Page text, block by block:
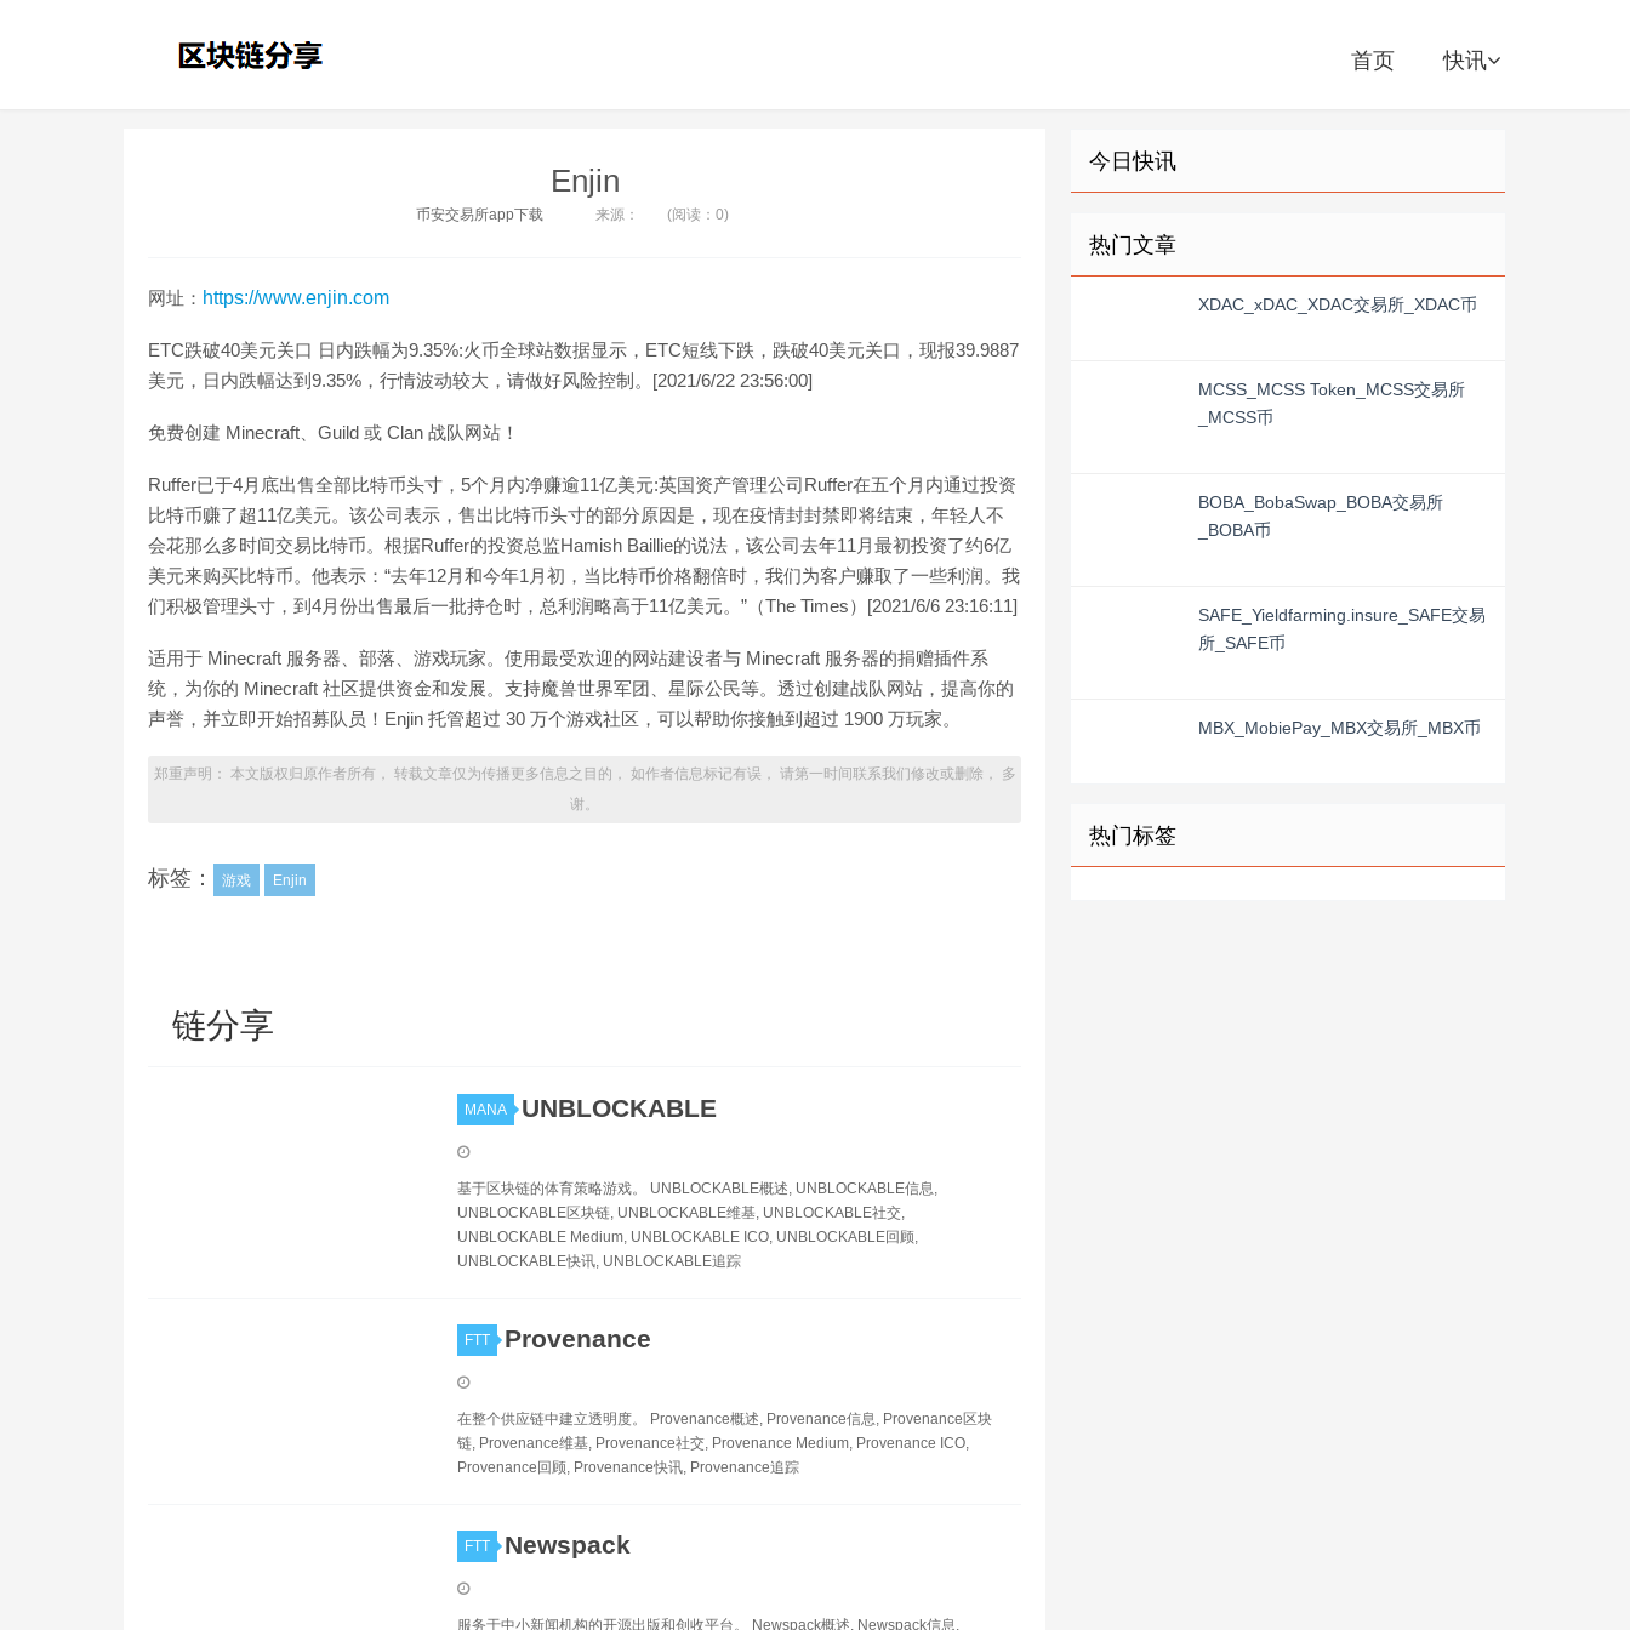
首页 快讯
Enjin
币安交易所app下载 来源： (阅读：0)
网址： https://www.enjin.com
ETC跌破40美元关口 日内跌幅为9.35%:火币全球站数据显示，ETC短线下跌，跌破40美元关口，现报39.9887
美元，日内跌幅达到9.35%，行情波动较大，请做好风险控制。[2021/6/22 23:56:00]
免费创建 Minecraft、Guild 或 Clan 战队网站！
Ruffer已于4月底出售全部比特币头寸，5个月内净赚逾11亿美元:英国资产管理公司Ruffer在五个月内通过投资
比特币赚了超11亿美元。该公司表示，售出比特币头寸的部分原因是，现在疫情封封禁即将结束，年轻人不
会花那么多时间交易比特币。根据Ruffer的投资总监Hamish Baillie的说法，该公司去年11月最初投资了约6亿
美元来购买比特币。他表示：“去年12月和今年1月初，当比特币价格翻倍时，我们为客户赚取了一些利润。我
们积极管理头寸，到4月份出售最后一批持仓时，总利润略高于11亿美元。”（The Times）[2021/6/6 23:16:11]
适用于 Minecraft 服务器、部落、游戏玩家。使用最受欢迎的网站建设者与 Minecraft 服务器的捐赠插件系
统，为你的 Minecraft 社区提供资金和发展。支持魔兽世界军团、星际公民等。透过创建战队网站，提高你的
声誉，并立即开始招募队员！Enjin 托管超过 30 万个游戏社区，可以帮助你接触到超过 1900 万玩家。
郑重声明： 本文版权归原作者所有， 转载文章仅为传播更多信息之目的， 如作者信息标记有误， 请第一时间联系我们修改或删除， 多
谢。
标签： 游戏 Enjin
链分享
MANA UNBLOCKABLE
基于区块链的体育策略游戏。 UNBLOCKABLE概述, UNBLOCKABLE信息,
UNBLOCKABLE区块链, UNBLOCKABLE维基, UNBLOCKABLE社交,
UNBLOCKABLE Medium, UNBLOCKABLE ICO, UNBLOCKABLE回顾,
UNBLOCKABLE快讯, UNBLOCKABLE追踪
FTT Provenance
在整个供应链中建立透明度。 Provenance概述, Provenance信息, Provenance区块
链, Provenance维基, Provenance社交, Provenance Medium, Provenance ICO,
Provenance回顾, Provenance快讯, Provenance追踪
FTT Newspack
服务于中小新闻机构的开源出版和创收平台。 Newspack概述, Newspack信息,
今日快讯
热门文章
XDAC_xDAC_XDAC交易所_XDAC币
MCSS_MCSS Token_MCSS交易所
_MCSS币
BOBA_BobaSwap_BOBA交易所
_BOBA币
SAFE_Yieldfarming.insure_SAFE交易
所_SAFE币
MBX_MobiePay_MBX交易所_MBX币
热门标签